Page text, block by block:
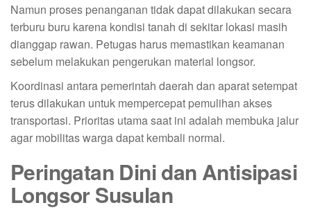
Namun proses penanganan tidak dapat dilakukan secara
terburu buru karena kondisi tanah di sekitar lokasi masih
dianggap rawan. Petugas harus memastikan keamanan
sebelum melakukan pengerukan material longsor.
Koordinasi antara pemerintah daerah dan aparat setempat
terus dilakukan untuk mempercepat pemulihan akses
transportasi. Prioritas utama saat ini adalah membuka jalur
agar mobilitas warga dapat kembali normal.
Peringatan Dini dan Antisipasi
Longsor Susulan